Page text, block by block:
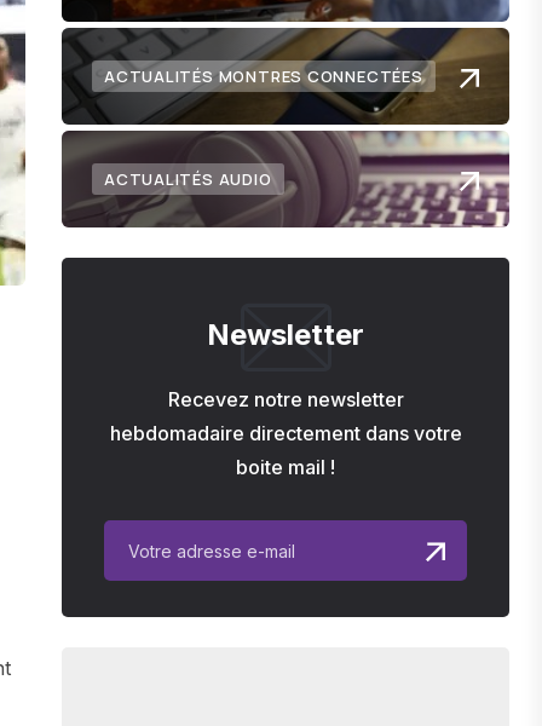
ACTUALITÉS MONTRES CONNECTÉES
ACTUALITÉS AUDIO
Newsletter
Recevez notre newsletter
hebdomadaire directement dans votre
boite mail !